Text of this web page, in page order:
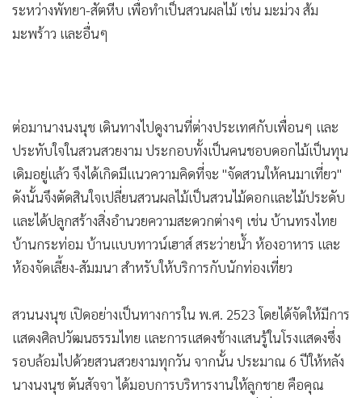
• Infographic
• การเมือง
• Special Scoop
• เศรษฐกิจ-ธุรกิจ
•
จีน
ชุมชน-คุณภาพชีวิต
•
อาชญากรรม
• Motoring
• วิทยาศาสตร์
• SMEs
• หุ้น
• อินโดจีน
ระหว่างพัทยา-สัตหีบ เพื่อทำเป็นสวนผลไม้ เช่น มะม่วง ส้ม
มะพร้าว และอื่นๆ
ต่อมานางนงนุช เดินทางไปดูงานที่ต่างประเทศกับเพื่อนๆ และ
ประทับใจในสวนสวยงาม ประกอบทั้งเป็นคนชอบดอกไม้เป็นทุน
เดิมอยู่แล้ว จึงได้เกิดมีแนวความคิดที่จะ "จัดสวนให้คนมาเที่ยว"
ดังนั้นจึงตัดสินใจเปลี่ยนสวนผลไม้เป็นสวนไม้ดอกและไม้ประดับ
และได้ปลูกสร้างสิ่งอำนวยความสะดวกต่างๆ เช่น บ้านทรงไทย
บ้านกระท่อม บ้านแบบทาวน์เฮาส์ สระว่ายน้ำ ห้องอาหาร และ
ห้องจัดเลี้ยง-สัมมนา สำหรับให้บริการกับนักท่องเที่ยว
สวนนงนุช เปิดอย่างเป็นทางการใน พ.ศ. 2523 โดยได้จัดให้มีการ
แสดงศิลปวัฒนธรรมไทย และการแสดงช้างแสนรู้ในโรงแสดงซึ่ง
รอบล้อมไปด้วยสวนสวยงามทุกวัน จากนั้น ประมาณ 6 ปีให้หลัง
นางนงนุช ตันสัจจา ได้มอบการบริหารงานให้ลูกชาย คือคุณ